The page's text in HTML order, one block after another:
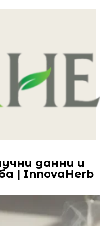
данни и
| InnovaHerb